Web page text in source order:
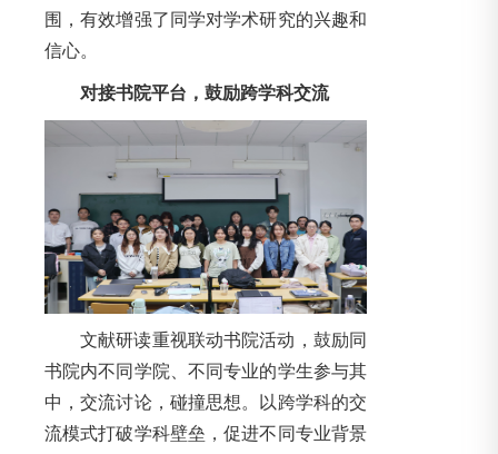
围，有效增强了同学对学术研究的兴趣和
信心。
对接书院平台，鼓励跨学科交流
文献研读重视联动书院活动，鼓励同
书院内不同学院、不同专业的学生参与其
中，交流讨论，碰撞思想。以跨学科的交
流模式打破学科壁垒，促进不同专业背景